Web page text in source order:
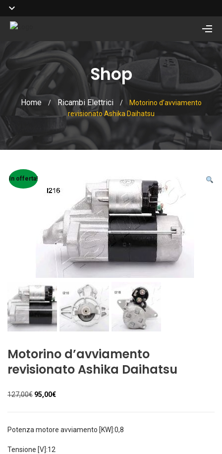
Shop
Home / Ricambi Elettrici /
Motorino d’avviamento
revisionato Ashika Daihatsu
In offerta!
Motorino d’avviamento
revisionato Ashika Daihatsu
127,00€ Il
originale
127,00€.
95,00€Il
attuale
95,00€.
Potenza motore avviamento [KW]:0,8
Tensione [V]:12